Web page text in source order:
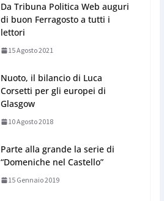
Da Tribuna Politica Web auguri
di buon Ferragosto a tutti i
lettori
15 Agosto 2021
Nuoto, il bilancio di Luca
Corsetti per gli europei di
Glasgow
10 Agosto 2018
Parte alla grande la serie di
“Domeniche nel Castello”
15 Gennaio 2019